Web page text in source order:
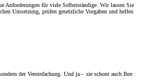
Anforderungen für viele Selbstständige. Wir lassen Sie
Umsetzung, prüfen gesetzliche Vorgaben und helfen
der Vereinfachung. Und ja – sie schont auch Ihre